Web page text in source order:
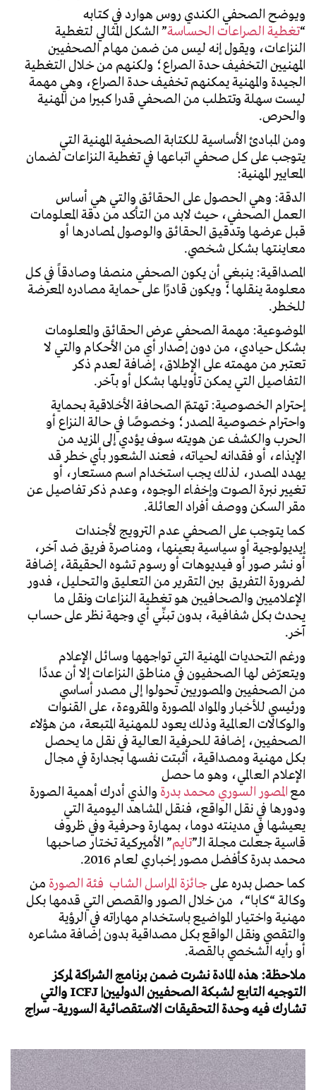
ويوضح الصحفي الكندي روس هوارد في كتابه
“تغطيةالصراعاتالحساسة” الشكل المثالي لتغطية
النزاعات، ويقول إنه ليس من ضمن مهام الصحفيين
المهنيين التخفيف حدة الصراع؛ ولكنهم من خلال التغطية
الجيدة والمهنية يمكنهم تخفيف حدة الصراع، وهي مهمة
ليست سهلة وتتطلب من الصحفي قدرا كبيرا من المهنية
والحرص.
ومن المبادئ الأساسية للكتابة الصحفية المهنية التي
يتوجب على كل صحفي اتباعها في تغطية النزاعات لضمان
المعايير المهنية:
الدقة:وهي الحصول على الحقائق والتي هي أساس
العمل الصحفي، حيث لابد من التأكد من دقة المعلومات
قبل عرضها وتدقيق الحقائق والوصول لمصادرها أو
معاينتها بشكل شخصي.
المصداقية: ينبغي أن يكون الصحفي منصفا وصادقاً في كل
معلومة ينقلها؛ ويكون قادرًا على حماية مصادره المعرضة
للخطر.
الموضوعية: مهمة الصحفي عرض الحقائق والمعلومات
بشكل حيادي، من دون إصدار أي من الأحكام والتي لا
تعتبر من مهمته على الإطلاق، إضافة لعدم ذكر
التفاصيل التي يمكن تأويلها بشكل أو بآخر.
إحترام الخصوصية:تهتمّ الصحافة الأخلاقية بحماية
واحترام خصوصية المصدر؛ وخصوصًا في حالة النزاع أو
الحرب والكشف عن هويته سوف يؤدي إلى المزيد من
الإيذاء، أو فقدانه لحياته، فعند الشعور بأي خطر قد
يهدد المصدر، لذلك يجب استخدام اسم مستعار، أو
تغيير نبرة الصوت وإخفاء الوجوه، وعدم ذكر تفاصيل عن
مقر السكن ووصف أفراد العائلة.
كما يتوجب على الصحفي عدم الترويج لأجندات
إيديولوجية أو سياسية بعينها، ومناصرة فريق ضد آخر،
أو نشر صور أو فيديوهات أو رسوم تشوه الحقيقة، إضافة
لضرورة التفريق بين التقرير من التعليق والتحليل، فدور
الإعلاميين والصحافيين هو تغطية النزاعات ونقل ما
يحدث بكل شفافية، بدون تبنِّي أي وجهة نظر على حساب
آخر.
ورغم التحديات المهنية التي تواجهها وسائل الإعلام
ويتعرّض لها الصحفيون في مناطق النزاعات إلا أن عددًا
من الصحفيين والمصوريين تحولوا إلى مصدر أساسي
ورئيسي للأخبار والمواد المصورة والمقروءة، على القنوات
والوكالات العالمية وذلك يعود للمهنية المتبعة، من هؤلاء
الصحفيين، إضافة للحرفية العالية في نقل ما يحصل
بكل مهنية ومصداقية، أثبتت نفسها بجدارة في مجال
الإعلام العالمي، وهو ما حصل
معالمصور السوري محمد بدرةوالذي أدرك أهمية الصورة
ودورها في نقل الواقع، فنقل المشاهد اليومية التي
يعيشها في مدينته دوما، بمهارة وحرفية وفي ظروف
قاسية جعلت مجلة الـ”تايم” الأميركية تختار صاحبها
محمد بدرة كأفضل مصور إخباري لعام 2016.
كما حصل بدره على جائزة المراسل الشاب فئةالصورةمن
وكالة“كابا“، من خلال الصور والقصص التي قدمها بكل
مهنية واختيار المواضيع باستخدام مهاراته في الرؤية
والتقصي ونقل الواقع بكل مصداقية بدون إضافة مشاعره
أو رأيه الشخصي بالقصة.
ملاحظة: هذه المادة نشرت ضمن برنامج الشراكة لمركز
التوجيه التابع لشبكة الصحفيين الدوليين| ICFJ والتي
تشارك فيه وحدة التحقيقات الاستقصائية السورية- سراج